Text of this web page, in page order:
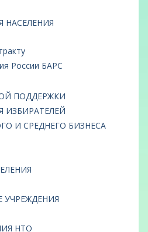
НАСЕЛЕНИЯ
России БАРС
ПОДДЕРЖКИ
ИЗБИРАТЕЛЕЙ
И СРЕДНЕГО БИЗНЕСА
НТО